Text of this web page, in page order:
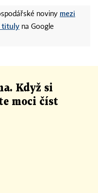
noviny mezi
tituly na Google
Když si
moci číst